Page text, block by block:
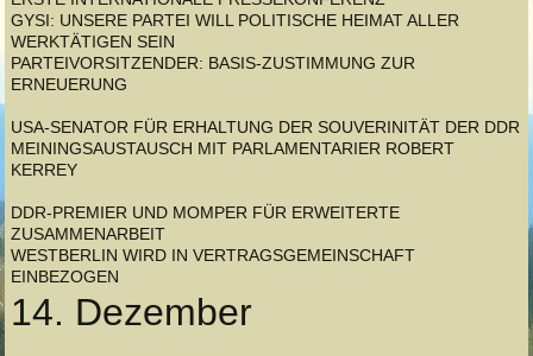
GYSI: UNSERE PARTEI WILL POLITISCHE HEIMAT ALLER
WERKTÄTIGEN SEIN
PARTEIVORSITZENDER: BASIS-ZUSTIMMUNG ZUR
ERNEUERUNG
USA-SENATOR FÜR ERHALTUNG DER SOUVERINITÄT DER DDR
MEININGSAUSTAUSCH MIT PARLAMENTARIER ROBERT
KERREY
DDR-PREMIER UND MOMPER FÜR ERWEITERTE
ZUSAMMENARBEIT
WESTBERLIN WIRD IN VERTRAGSGEMEINSCHAFT
EINBEZOGEN
14. Dezember